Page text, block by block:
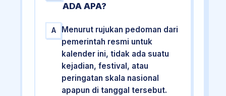
ADA APA?
A
Menurut rujukan pedoman dari
pemerintah resmi untuk
kalender ini, tidak ada suatu
kejadian, festival, atau
peringatan skala nasional
apapun di tanggal tersebut.